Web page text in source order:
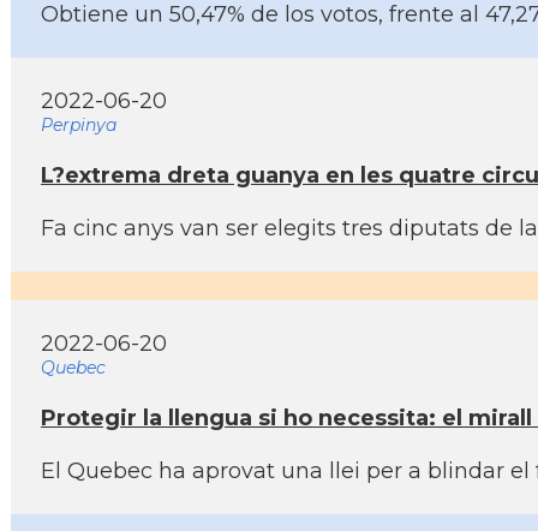
Obtiene un 50,47% de los votos, frente al
2022-06-20
Perpinya
L?extrema dreta guanya en les quatre
Fa cinc anys van ser elegits tres diputats de
2022-06-20
Quebec
Protegir la llengua si ho necessita: el
El Quebec ha aprovat una llei per a blindar